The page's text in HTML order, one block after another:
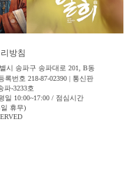
방침
시 송파구 송파대로 201, B동
번호 218-87-02390 | 통신판
파-3233호
일 10:00~17:00 / 점심시간
휴무)